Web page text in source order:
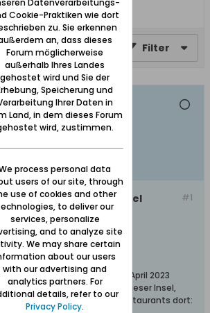
Filter
#1
der Bohnsacker Insel
trojmiasto.pl-Artikel vom 19. April 2023
den Sehenswürdigkeiten dieser Insel,
über Unterkünfte und Restaurants dort:
Datenverarbeitungs-
Cookie-Praktiken wie dort
zu. Sie erkennen
an, dass dieses
Forum möglicherweise
außerhalb Ihres Landes
gehostet wird und Sie der
Speicherung und
Ihrer Daten in
Land, in dem dieses Forum
wird, zustimmen.
process personal data
users of our site, through
use of cookies and other
to deliver our
services, personalize
and to analyze site
We may share certain
about our users
with our advertising and
analytics partners. For
details, refer to our
Privacy Policy.